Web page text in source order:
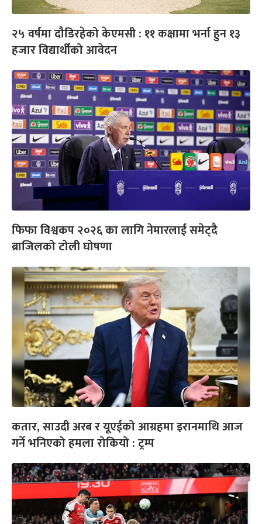
२५ वर्षमा दौडिरहेको केएमसी : ११ कक्षामा भर्ना हुन १३
हजार विद्यार्थीको आवेदन
फिफा विश्वकप २०२६ का लागि नेमारलाई समेट्दै
ब्राजिलको टोली घोषणा
कतार, साउदी अरब र यूएईको आग्रहमा इरानमाथि आज
गर्ने भनिएको हमला रोकियो : ट्रम्प